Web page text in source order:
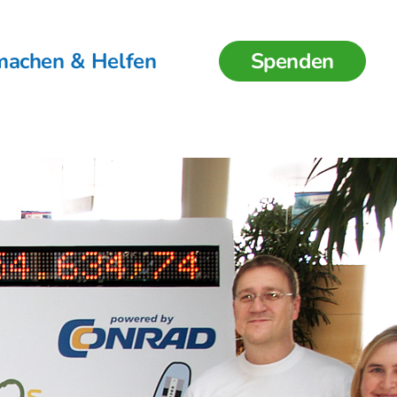
& Helfen Spenden